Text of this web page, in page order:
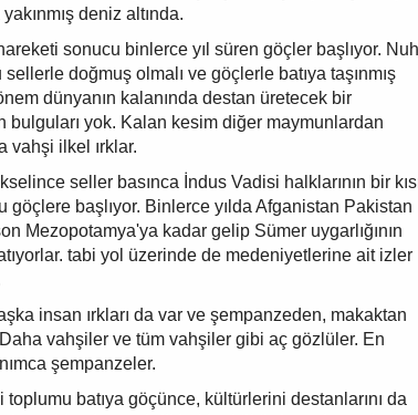
yakınmış deniz altında.
sonucu binlerce yıl süren göçler başlıyor. Nuh
sellerle doğmuş olmalı ve göçlerle batıya taşınmış
dünyanın kalanında destan üretecek bir
bulguları yok. Kalan kesim diğer maymunlardan
vahşi ilkel ırklar.
seller basınca İndus Vadisi halklarının bir
göçlere başlıyor. Binlerce yılda Afganistan Pakistan
Mezopotamya'ya kadar gelip Sümer uygarlığının
tabi yol üzerinde de medeniyetlerine ait izler
insan ırkları da var ve şempanzeden, makaktan
vahşiler ve tüm vahşiler gibi aç gözlüler. En
şempanzeler.
toplumu batıya göçünce, kültürlerini destanlarını da